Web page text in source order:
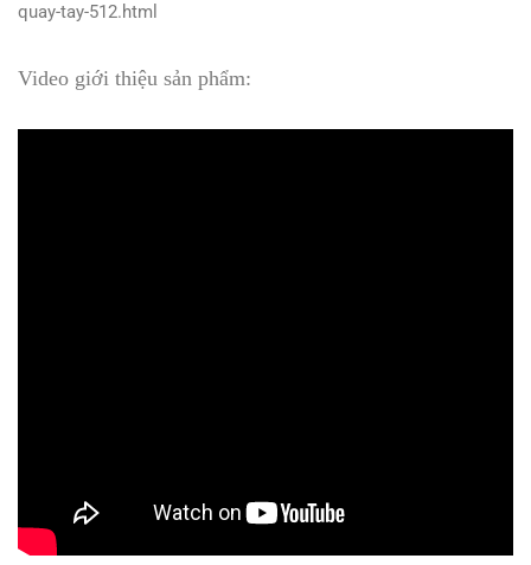
quay-tay-512.html
Video giới thiệu sản phẩm: